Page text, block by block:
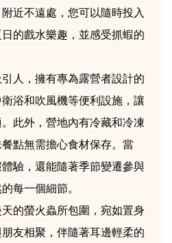
近不遠處，您可以隨時投入
的戲水樂趣，並感受抓蝦的
人，擁有專為露營者設計的
浴和吹風機等便利設施，讓
此外，營地內有冷藏和冷凍
點無需擔心食材保存。當
驗，還能隨著季節變遷參與
每一個細節。
的螢火蟲所包圍，宛如置身
友相聚，伴隨著耳邊輕柔的